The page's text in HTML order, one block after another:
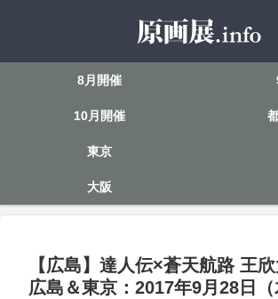
8月開催
10月開催
東京
大阪
【広島】達人伝×蒼天航路 王
広島＆東京：2017年9月28日（